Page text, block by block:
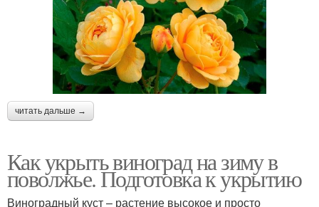
читать дальше →
Как укрыть виноград на зиму в
поволжье. Подготовка к укрытию
Виноградный куст – растение высокое и просто